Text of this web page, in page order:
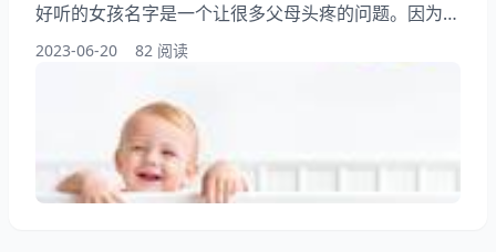
好听的女孩名字是一个让很多父母头疼的问题。因为名
字不仅仅是一个标识符，更是一个人的身份象征和个性
展示。本文将为您介绍如何根据五行缺土的情况来选择
字。 一、五行缺土的含义 五行是中国古代哲学中的重
要概念，包括金、木、水、火、土五种元素。五行之间
相互制约、相互生克，构成了一个相互依存、相互制约
的系统
2023-06-20 82 阅读